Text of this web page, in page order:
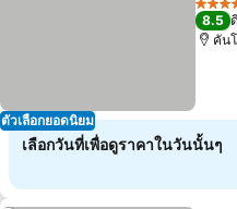
ตัวเลือกยอดนิยม
4 ดาว
8.5
คัน
เลือกวันที่เพื่อดูราคาในวันนั้นๆ